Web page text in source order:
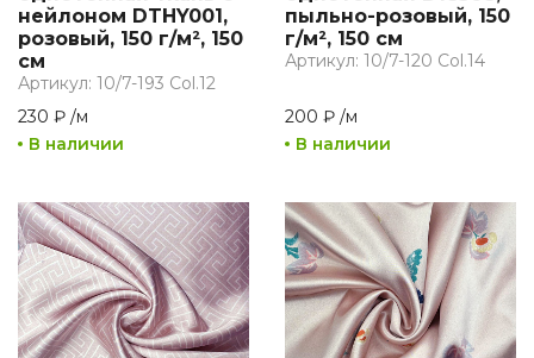
нейлоном DTHY001,
розовый, 150 г/м², 150
см
Артикул: 10/7-193 Col.12
230 ₽ /м
В наличии
пыльно-розовый, 150
г/м², 150 см
Артикул: 10/7-120 Col.14
200 ₽ /м
В наличии